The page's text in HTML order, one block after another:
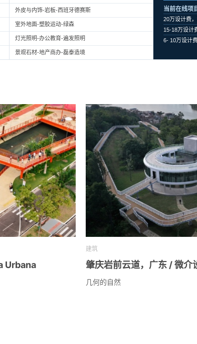
外皮与内饰-岩板-西班牙德赛斯
室外地面-塑胶运动-绿森
灯光照明-办公教育-遍发照明
景观石材-地产商办-磊泰造境
当前在线项
20万设计费
15-18万设计
6- 10万设计
Urbana
建筑
肇庆岩前云道，广东 / 微介
几何的自然